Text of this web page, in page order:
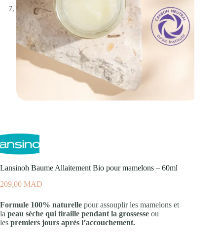
Lansinoh Baume Allaitement Bio pour mamelons – 60ml
209,00 MAD
Formule 100% naturelle pour assouplir les mamelons et
la peau sèche qui tiraille pendant la grossesse ou
les premiers jours après l’accouchement.